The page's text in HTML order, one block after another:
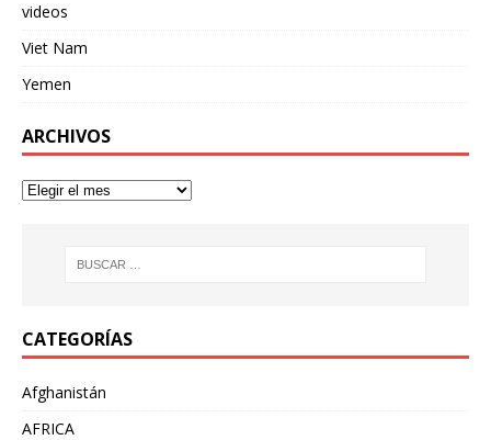
videos
Viet Nam
Yemen
ARCHIVOS
CATEGORÍAS
Afghanistán
AFRICA